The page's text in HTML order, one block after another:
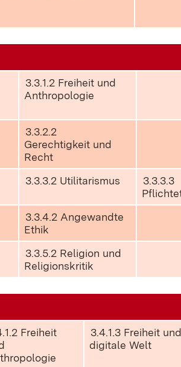
3.3.1.2 Freiheit und
Anthropologie
3.3.2.2
Gerechtigkeit und
Recht
3.3.3.2 Utilitarismus
3.3.3.3
3.3.4.2 Angewandte
Ethik
3.3.5.2 Religion und
Religionskritik
Freiheit
3.4.1.3 Freiheit und
digitale Welt